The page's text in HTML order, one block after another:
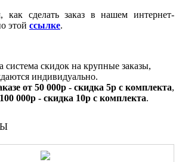
сделать заказ в нашем интернет-
этой ссылке.
система скидок на крупные заказы,
индивидуально.
от 50 000р - скидка 5р с комплекта,
000р - скидка 10р с комплекта.